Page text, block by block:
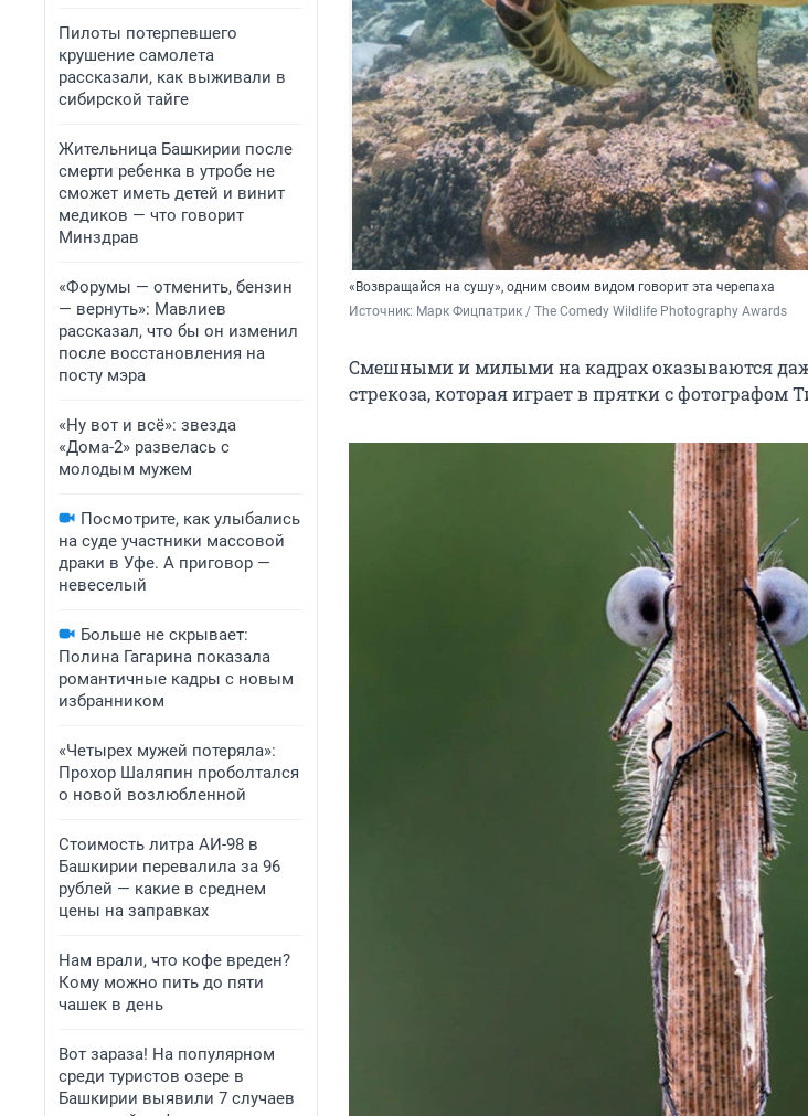
Пилоты потерпевшего
крушение самолета
рассказали, как выживали в
сибирской тайге
Жительница Башкирии после
смерти ребенка в утробе не
сможет иметь детей и винит
медиков — что говорит
Минздрав
«Форумы — отменить, бензин
— вернуть»: Мавлиев
рассказал, что бы он изменил
после восстановления на
посту мэра
«Ну вот и всё»: звезда
«Дома-2» развелась с
молодым мужем
Посмотрите, как улыбались
на суде участники массовой
драки в Уфе. А приговор —
невеселый
Больше не скрывает:
Полина Гагарина показала
романтичные кадры с новым
избранником
«Четырех мужей потеряла»:
Прохор Шаляпин проболтался
о новой возлюбленной
Стоимость литра АИ-98 в
Башкирии перевалила за 96
рублей — какие в среднем
цены на заправках
Нам врали, что кофе вреден?
Кому можно пить до пяти
чашек в день
Вот зараза! На популярном
среди туристов озере в
Башкирии выявили 7 случаев
«Возвращайся на сушу», одним своим видом говорит эта черепаха
Источник: Марк Фицпатрик / The Comedy Wildlife Photography Awards
Смешными и милыми на кадрах оказываются
стрекоза, которая играет в прятки с